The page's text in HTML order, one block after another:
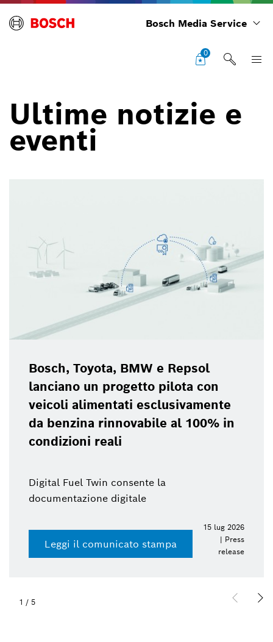
Bosch Media Service
0
Ultime notizie e
eventi
Bosch, Toyota, BMW e Repsol
lanciano un progetto pilota con
veicoli alimentati esclusivamente
da benzina rinnovabile al 100% in
condizioni reali
Digital Fuel Twin consente la
documentazione digitale
Leggi il comunicato stampa
15 lug 2026
| Press
release
1 / 5